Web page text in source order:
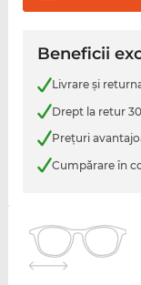
Beneficii
Livrare şi
Drept la retur
Preţuri
Cumpărare în